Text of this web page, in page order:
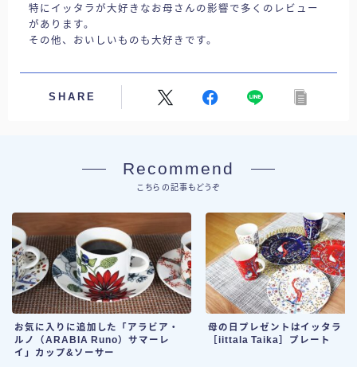
特にイッタラが大好きなお母さんの影響で多くのレビュー
があります。
その他、おいしいものも大好きです。
SHARE
Recommend
こちらの記事もどうぞ
お気に入りに追加した「アラビア・
ルノ（ARABIA Runo）サマーレ
イ」カップ&ソーサー
母の日プレゼントはイッタラ
［iittala Taika］プレート